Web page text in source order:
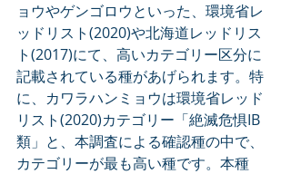
ョウやゲンゴロウといった、環境省レ
ッドリスト(2020)や北海道レッドリス
ト(2017)にて、高いカテゴリー区分に
記載されている種があげられます。特
に、カワラハンミョウは環境省レッド
リスト(2020)カテゴリー「絶滅危惧IB
類」と、本調査による確認種の中で、
カテゴリーが最も高い種です。本種